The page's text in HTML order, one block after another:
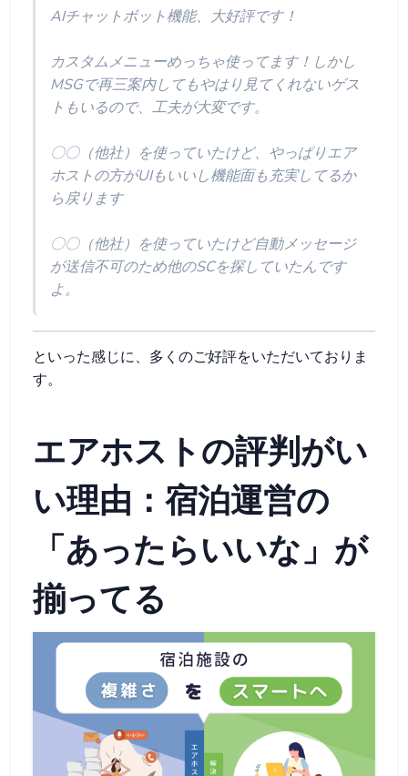
AIチャットボット機能、大好評です！
カスタムメニューめっちゃ使ってます！しかし
MSGで再三案内してもやはり見てくれないゲス
トもいるので、工夫が大変です。
〇〇（他社）を使っていたけど、やっぱりエア
ホストの方がUIもいいし機能面も充実してるか
ら戻ります
〇〇（他社）を使っていたけど自動メッセージ
が送信不可のため他のSCを探していたんです
よ。
といった感じに、多くのご好評をいただいておりま
す。
エアホストの評判がい
い理由：宿泊運営の
「あったらいいな」が
揃ってる